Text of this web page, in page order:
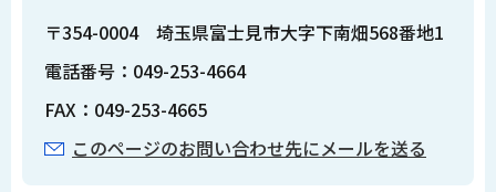
〒354-0004 埼玉県富士見市大字下南畑568番地1
電話番号：049-253-4664
FAX：049-253-4665
このページのお問い合わせ先にメールを送る